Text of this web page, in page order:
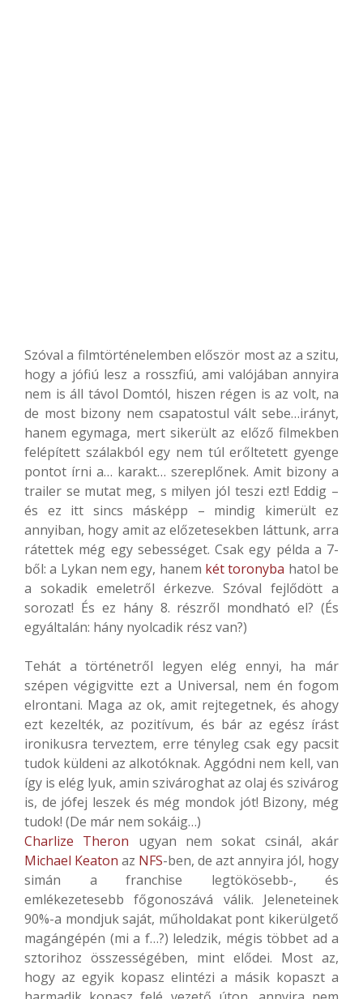
Szóval a filmtörténelemben először most az a szitu,
hogy a jófiú lesz a rosszfiú, ami valójában annyira
nem is áll távol Domtól, hiszen régen is az volt, na
de most bizony nem csapatostul vált sebe…irányt,
hanem egymaga, mert sikerült az előző filmekben
felépített szálakból egy nem túl erőltetett gyenge
pontot írni a… karakt… szereplőnek. Amit bizony a
trailer se mutat meg, s milyen jól teszi ezt! Eddig –
és ez itt sincs másképp – mindig kimerült ez
annyiban, hogy amit az előzetesekben láttunk, arra
rátettek még egy sebességet. Csak egy példa a 7-
ből: a Lykan nem egy, hanem két toronyba hatol be
a sokadik emeletről érkezve. Szóval fejlődött a
sorozat! És ez hány 8. részről mondható el? (És
egyáltalán: hány nyolcadik rész van?)
Tehát a történetről legyen elég ennyi, ha már
szépen végigvitte ezt a Universal, nem én fogom
elrontani. Maga az ok, amit rejtegetnek, és ahogy
ezt kezelték, az pozitívum, és bár az egész írást
ironikusra terveztem, erre tényleg csak egy pacsit
tudok küldeni az alkotóknak. Aggódni nem kell, van
így is elég lyuk, amin szivároghat az olaj és szivárog
is, de jófej leszek és még mondok jót! Bizony, még
tudok! (De már nem sokáig…)
Charlize Theron ugyan nem sokat csinál, akár
Michael Keaton az NFS-ben, de azt annyira jól, hogy
simán a franchise legtökösebb-, és
emlékezetesebb főgonoszává válik. Jeleneteinek
90%-a mondjuk saját, műholdakat pont kikerülgető
magángépén (mi a f…?) leledzik, mégis többet ad a
sztorihoz összességében, mint elődei. Most az,
hogy az egyik kopasz elintézi a másik kopaszt a